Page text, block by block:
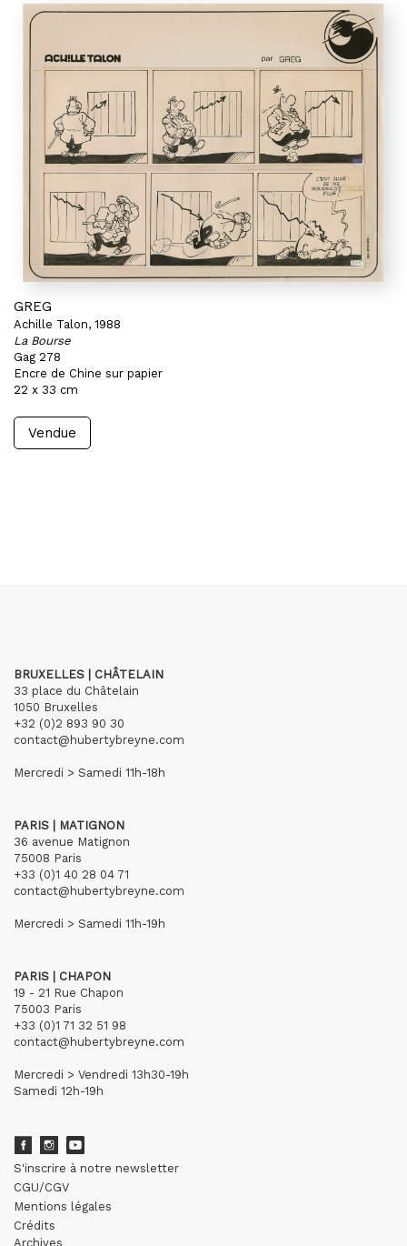
GREG
Achille Talon, 1988
La Bourse
Gag 278
Encre de Chine sur papier
22 x 33 cm
Vendue
BRUXELLES | CHÂTELAIN
33 place du Châtelain
1050 Bruxelles
+32 (0)2 893 90 30
contact@hubertybreyne.com
Mercredi > Samedi 11h-18h
PARIS | MATIGNON
36 avenue Matignon
75008 Paris
+33 (0)1 40 28 04 71
contact@hubertybreyne.com
Mercredi > Samedi 11h-19h
PARIS | CHAPON
19 - 21 Rue Chapon
75003 Paris
+33 (0)1 71 32 51 98
contact@hubertybreyne.com
Mercredi > Vendredi 13h30-19h
Samedi 12h-19h
S'inscrire à notre newsletter
CGU/CGV
Mentions légales
Crédits
Archives